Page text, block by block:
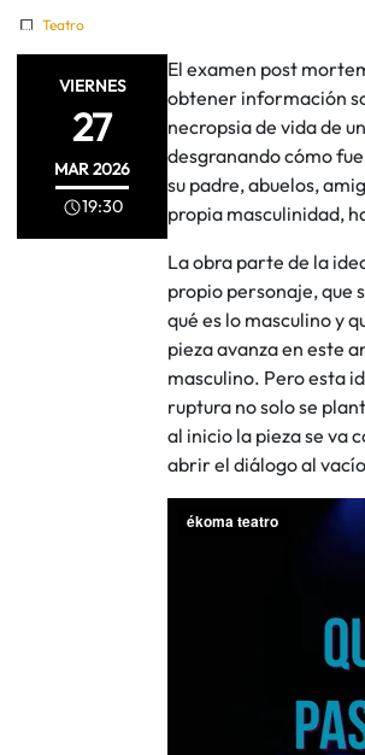
Teatro
VIERNES
27
MAR2026
19:30
El examen post
obtener información
necropsia de vida de
desgranando cómo
su padre, abuelos,
propia masculinidad,
La obra parte de la
propio personaje, que
qué es lo masculino y
pieza avanza en este
masculino. Pero esta
ruptura no solo se
al inicio la pieza se va
abrir el diálogo al